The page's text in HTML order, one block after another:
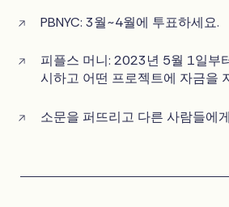
PBNYC: 3월~4월에 투표하세요.
피플스 머니: 2023년 5월 1일부
시하고 어떤 프로젝트에 자금을
소문을 퍼뜨리고 다른 사람들에